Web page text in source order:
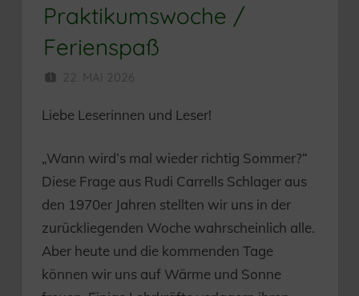
Praktikumswoche /
Ferienspaß
22. MAI 2026
Liebe Leserinnen und Leser!
„Wann wird’s mal wieder richtig Sommer?“
Diese Frage aus Rudi Carrells Schlager aus
den 1970er Jahren stellten wir uns in der
zurückliegenden Woche wahrscheinlich alle.
Aber heute und die kommenden Tage
können wir uns auf Wärme und Sonne